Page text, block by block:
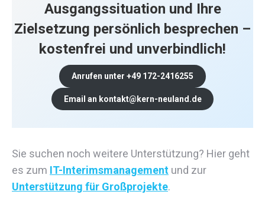
Ausgangssituation und Ihre
Zielsetzung persönlich besprechen –
kostenfrei und unverbindlich!
Anrufen unter +49 172-2416255
Email an kontakt@kern-neuland.de
Sie suchen noch weitere Unterstützung? Hier geht
es zum IT-Interimsmanagement und zur
Unterstützung für Großprojekte.